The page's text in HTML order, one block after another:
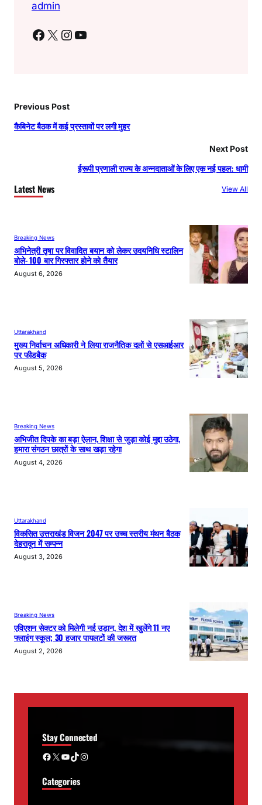
admin
Facebook X Instagram YouTube
Previous Post
कैबिनेट बैठक में कई प्रस्तावों पर लगी मुहर
Next Post
ईरूपी प्रणाली राज्य के अन्नदाताओं के लिए एक नई पहल: धामी
Latest News View All
Breaking News
अभिनेत्री तृषा पर विवादित बयान को लेकर उदयनिधि स्टालिन
बोले- 100 बार गिरफ्तार होने को तैयार
August 6, 2026
Uttarakhand
मुख्य निर्वाचन अधिकारी ने लिया राजनैतिक दलों से एसआईआर
पर फीडबैक
August 5, 2026
Breaking News
अभिजीत दिपके का बड़ा ऐलान, शिक्षा से जुड़ा कोई मुद्दा उठेगा,
हमारा संगठन छात्रों के साथ खड़ा रहेगा
August 4, 2026
Uttarakhand
विकसित उत्तराखंड विजन 2047 पर उच्च स्तरीय मंथन बैठक
देहरादून में सम्पन्न
August 3, 2026
Breaking News
एविएशन सेक्टर को मिलेगी नई उड़ान, देश में खुलेंगे 11 नए
फ्लाइंग स्कूल; 30 हजार पायलटों की जरूरत
August 2, 2026
Stay Connected
Facebook X YouTube TikTok Instagram
Categories